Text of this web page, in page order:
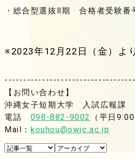
・総合型選抜Ⅱ期 合格者受験番
※2023年12月22日（金）よ
【お問い合わせ】
沖縄女子短期大学 入試広報課
電話 098-882-9002
（平日
Mail： kouhou@owjc.ac.jp